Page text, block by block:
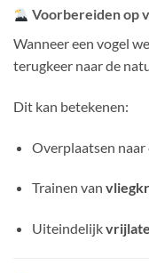
Voorbereiden op
Wanneer een vogel
terugkeer naar de
Dit kan betekenen:
Overplaatsen naar
Trainen van
Uiteindelijk